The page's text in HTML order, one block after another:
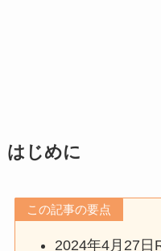
はじめに
この記事の要点
2024年4月27日